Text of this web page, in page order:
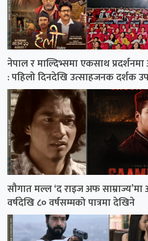
नेपाल र माल्दिभ्समा एकसाथ
: पहिलो दिनदेखि उत्साहजनक दर्शक
सौगात मल्ल ‘द राइज अफ
वर्षदेखि ८० वर्षसम्मको पात्रमा देखिने